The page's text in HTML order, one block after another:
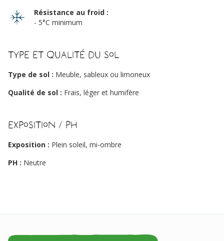
Résistance au froid :
- 5°C minimum
Type et qualité du sol
Type de sol : Meuble, sableux ou limoneux
Qualité de sol : Frais, léger et humifère
Exposition / PH
Exposition : Plein soleil, mi-ombre
PH : Neutre